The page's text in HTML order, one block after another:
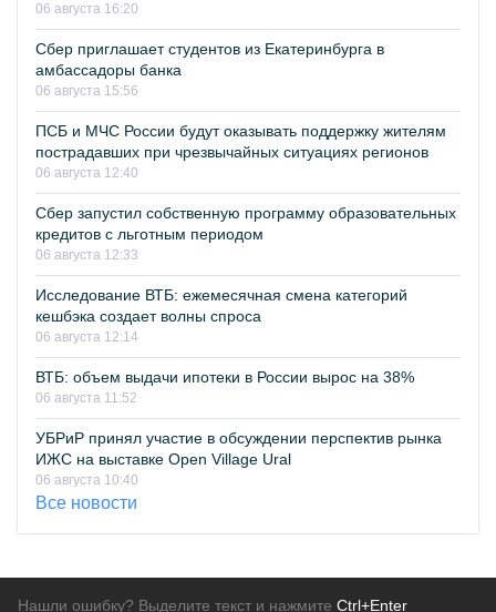
06 августа 16:20
Сбер приглашает студентов из Екатеринбурга в
амбассадоры банка
06 августа 15:56
ПСБ и МЧС России будут оказывать поддержку жителям
пострадавших при чрезвычайных ситуациях регионов
06 августа 12:40
Сбер запустил собственную программу образовательных
кредитов с льготным периодом
06 августа 12:33
Исследование ВТБ: ежемесячная смена категорий
кешбэка создает волны спроса
06 августа 12:14
ВТБ: объем выдачи ипотеки в России вырос на 38%
06 августа 11:52
УБРиР принял участие в обсуждении перспектив рынка
ИЖС на выставке Open Village Ural
06 августа 10:40
Все новости
Нашли ошибку? Выделите текст и нажмите Ctrl+Enter